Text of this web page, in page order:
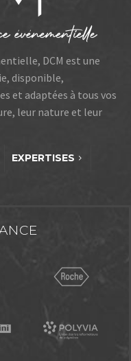
DCM est une
disponible,
et adaptées à tous vos
leur nature et leur
EXPERTISES